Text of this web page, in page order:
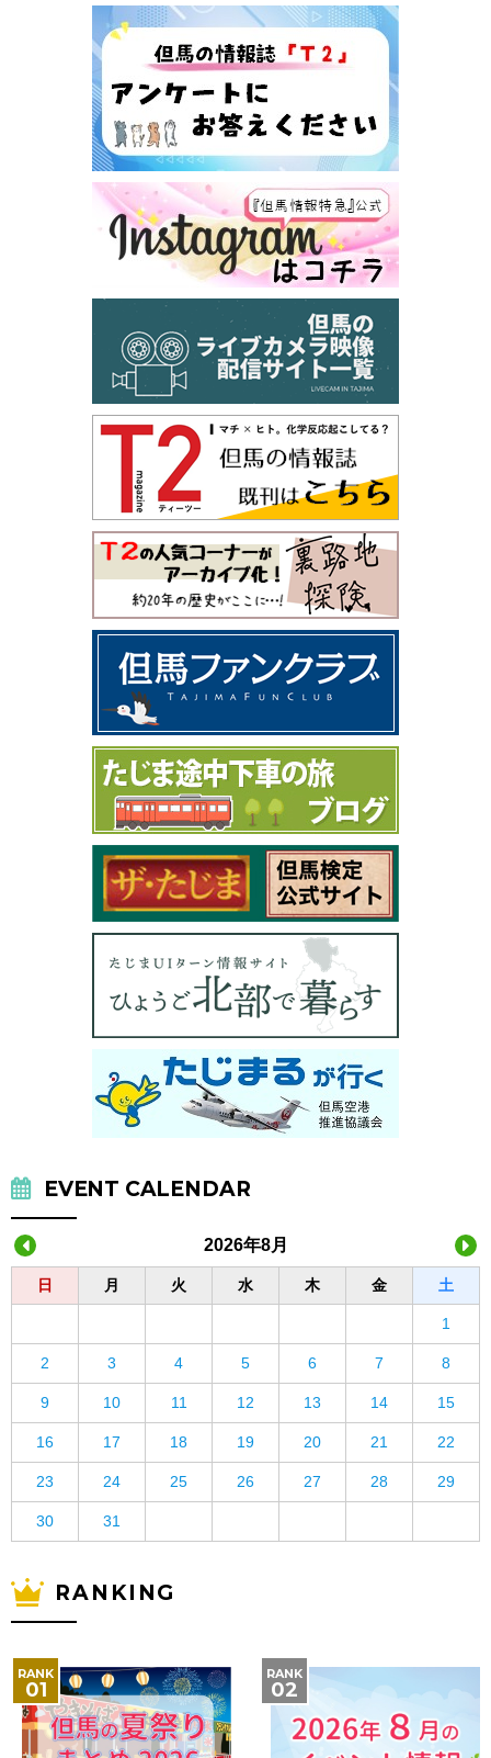
EVENT CALENDAR
2026年8月
日 月 火 水 木 金 土
1
2 3 4 5 6 7 8
9 10 11 12 13 14 15
16 17 18 19 20 21 22
23 24 25 26 27 28 29
30 31
RANKING